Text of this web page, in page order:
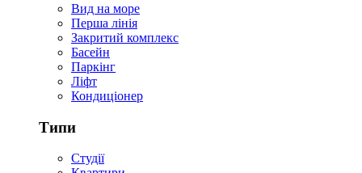
Вид на море
Перша лінія
Закритий комплекс
Басейн
Паркінг
Ліфт
Кондиціонер
Типи
Студії